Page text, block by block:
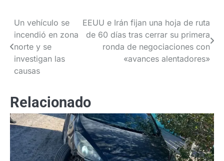
Navegación
de
entradas
Un vehículo se
incendió en zona
norte y se
investigan las
causas
EEUU e Irán fijan una hoja de ruta
de 60 días tras cerrar su primera
ronda de negociaciones con
«avances alentadores»
Relacionado